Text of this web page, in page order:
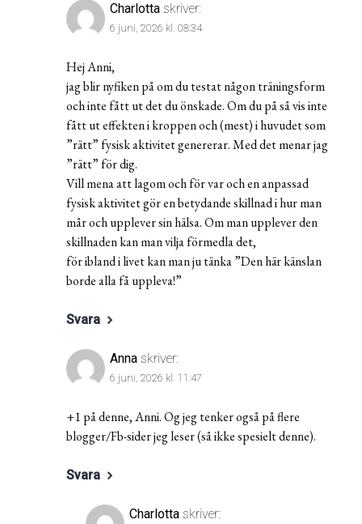
Charlotta skriver:
6 juni, 2026 kl. 08:34
Hej Anni,
jag blir nyfiken på om du testat någon träningsform
och inte fått ut det du önskade. Om du på så vis inte
fått ut effekten i kroppen och (mest) i huvudet som
”rätt” fysisk aktivitet genererar. Med det menar jag
”rätt” för dig.
Vill mena att lagom och för var och en anpassad
fysisk aktivitet gör en betydande skillnad i hur man
mår och upplever sin hälsa. Om man upplever den
skillnaden kan man vilja förmedla det,
för ibland i livet kan man ju tänka ”Den här känslan
borde alla få uppleva!”
Svara
Anna skriver:
6 juni, 2026 kl. 11:47
+1 på denne, Anni. Og jeg tenker også på flere
blogger/Fb-sider jeg leser (så ikke spesielt denne).
Svara
Charlotta skriver: